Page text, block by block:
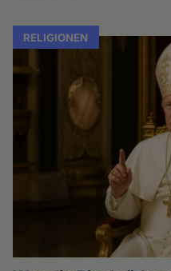
RELIGIONEN